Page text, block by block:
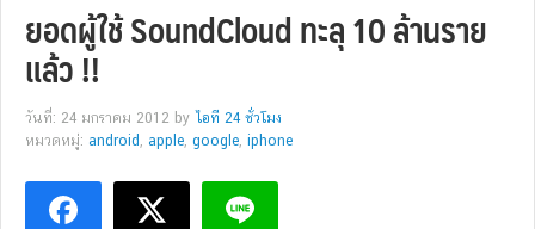
ยอดผู้ใช้ SoundCloud ทะลุ 10 ล้านราย
แล้ว !!
วันที่: 24 มกราคม 2012 by ไอที 24 ชั่วโมง
หมวดหมู่: android , apple, google, iphone